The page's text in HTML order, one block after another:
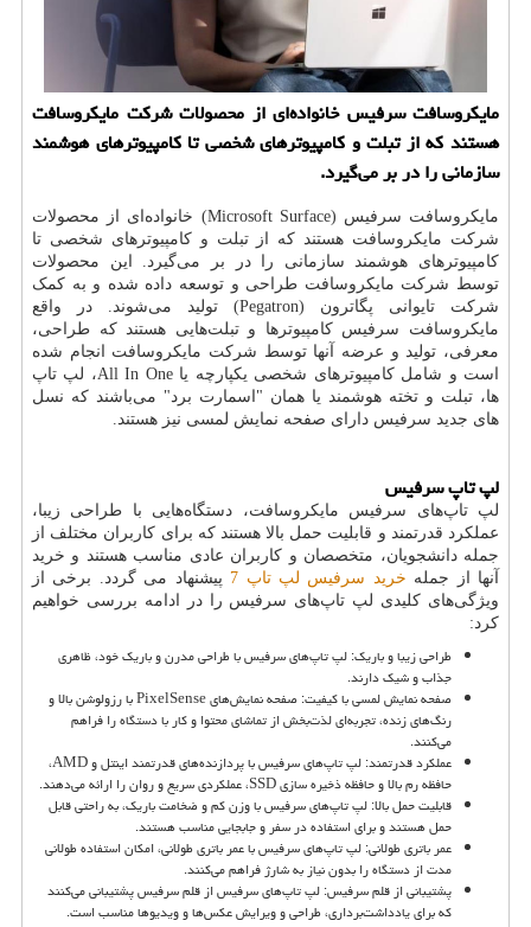
مایکروسافت سرفیس خانواده‌ای از محصولات شرکت مایکروسافت
هستند که از تبلت و کامپیوترهای شخصی تا کامپیوترهای هوشمند
سازمانی را در بر می‌گیرد.
مایکروسافت سرفیس (Microsoft Surface) خانواده‌ای از محصولات
شرکت مایکروسافت هستند که از تبلت و کامپیوترهای شخصی تا
کامپیوترهای هوشمند سازمانی را در بر می‌گیرد. این محصولات
توسط شرکت مایکروسافت طراحی و توسعه داده شده و به کمک
شرکت تایوانی پگاترون (Pegatron) تولید می‌شوند. در واقع
مایکروسافت سرفیس کامپیوترها و تبلت‌هایی هستند که طراحی،
معرفی، تولید و عرضه آنها توسط شرکت مایکروسافت انجام شده
است و شامل کامپیوترهای شخصی یکپارچه یاAll In One، لپ تاپ
ها، تبلت و تخته هوشمند یا همان "اسمارت برد" می‌باشند که نسل
های جدید سرفیس دارای صفحه نمایش لمسی نیز هستند.
لپ تاپ سرفیس
لپ تاپ‌های سرفیس مایکروسافت، دستگاه‌هایی با طراحی زیبا،
عملکرد قدرتمند و قابلیت حمل بالا هستند که برای کاربران مختلف از
جمله دانشجویان، متخصصان و کاربران عادی مناسب هستند و خرید
آنها از جمله خرید سرفیس لپ تاپ 7
پیشنهاد می گردد. برخی از
ویژگی‌های کلیدی لپ تاپ‌های سرفیس را در ادامه بررسی خواهیم
کرد:
طراحی زیبا و باریک: لپ تاپ‌های سرفیس با طراحی مدرن و باریک خود، ظاهری
جذاب و شیک دارند.
صفحه نمایش لمسی با کیفیت: صفحه نمایش‌هایPixelSenseبا رزولوشن بالا و
رنگ‌های زنده، تجربه‌ای لذت‌بخش از تماشای محتوا و کار با دستگاه را فراهم
می‌کنند.
عملکرد قدرتمند: لپ تاپ‌های سرفیس با پردازنده‌های قدرتمند اینتل وAMD،
حافظه رم بالا و حافظه ذخیره سازیSSD، عملکردی سریع و روان را ارائه می‌دهند.
قابلیت حمل بالا: لپ تاپ‌های سرفیس با وزن کم و ضخامت باریک، به راحتی قابل
حمل هستند و برای استفاده در سفر و جابجایی مناسب هستند.
عمر باتری طولانی: لپ تاپ‌های سرفیس با عمر باتری طولانی، امکان استفاده طولانی
مدت از دستگاه را بدون نیاز به شارژ فراهم می‌کنند.
پشتیبانی از قلم سرفیس: لپ تاپ‌های سرفیس از قلم سرفیس پشتیبانی می‌کنند
که برای یادداشت‌برداری، طراحی و ویرایش عکس‌ها و ویدیوها مناسب است.